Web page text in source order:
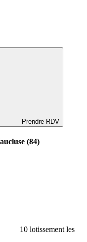
Prendre RDV
(84)
10 lotissement les